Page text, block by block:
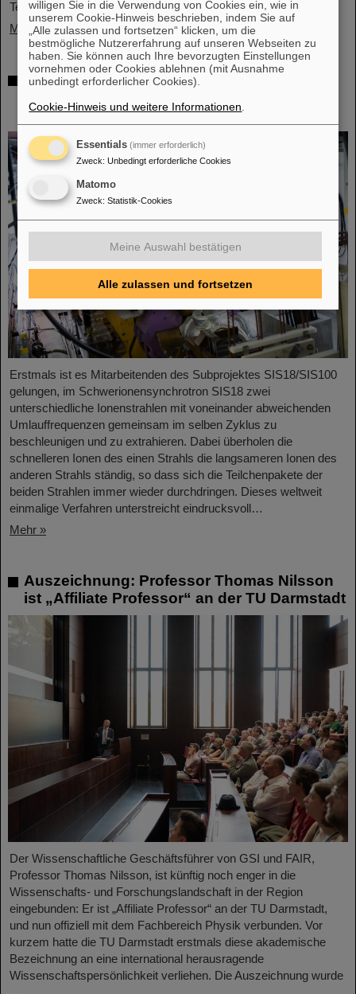
Teilchenbeschleunigeranlage FAIR.…
Mehr »
Gleichzeitige Beschleunigung von zwei
Ringbeschleuniger SIS18 demonstriert
Erstmals ist es Mitarbeitenden des Subprojektes SIS18/SIS100
gelungen, im Schwerionensynchrotron SIS18 zwei
unterschiedliche Ionenstrahlen mit voneinander abweichenden
Umlauffrequenzen gemeinsam im selben Zyklus zu
beschleunigen und zu extrahieren. Dabei überholen die
schnelleren Ionen des einen Strahls die langsameren Ionen des
anderen Strahls ständig, so dass sich die Teilchenpakete der
beiden Strahlen immer wieder durchdringen. Dieses weltweit
einmalige Verfahren unterstreicht eindrucksvoll…
Mehr »
Auszeichnung: Professor Thomas Nilsson
ist „Affiliate Professor“ an der TU Darmstadt
Der Wissenschaftliche Geschäftsführer von GSI und FAIR,
Professor Thomas Nilsson, ist künftig noch enger in die
Wissenschafts- und Forschungslandschaft in der Region
eingebunden: Er ist „Affiliate Professor“ an der TU Darmstadt,
und nun offiziell mit dem Fachbereich Physik verbunden. Vor
kurzem hatte die TU Darmstadt erstmals diese akademische
Bezeichnung an eine international herausragende
Wissenschaftspersönlichkeit verliehen. Die Auszeichnung wurde
willigen Sie in die Verwendung von Cookies ein, wie in
unserem Cookie-Hinweis beschrieben, indem Sie auf
„Alle zulassen und fortsetzen“ klicken, um die
bestmögliche Nutzererfahrung auf unseren Webseiten zu
haben. Sie können auch Ihre bevorzugten Einstellungen
vornehmen oder Cookies ablehnen (mit Ausnahme
unbedingt erforderlicher Cookies).
Cookie-Hinweis und weitere Informationen
Essentials (immer erforderlich)
Zweck: Unbedingt erforderliche Cookies
Matomo
Zweck: Statistik-Cookies
Meine Auswahl bestätigen
Alle zulassen und fortsetzen